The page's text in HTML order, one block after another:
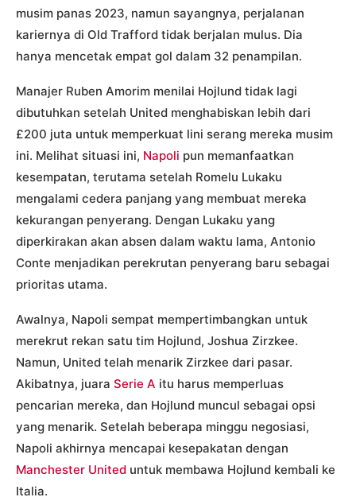
musim panas 2023, namun sayangnya, perjalanan
kariernya di Old Trafford tidak berjalan mulus. Dia
hanya mencetak empat gol dalam 32 penampilan.
Manajer Ruben Amorim menilai Hojlund tidak lagi
dibutuhkan setelah United menghabiskan lebih dari
£200 juta untuk memperkuat lini serang mereka musim
ini. Melihat situasi ini, Napoli pun memanfaatkan
kesempatan, terutama setelah Romelu Lukaku
mengalami cedera panjang yang membuat mereka
kekurangan penyerang. Dengan Lukaku yang
diperkirakan akan absen dalam waktu lama, Antonio
Conte menjadikan perekrutan penyerang baru sebagai
prioritas utama.
Awalnya, Napoli sempat mempertimbangkan untuk
merekrut rekan satu tim Hojlund, Joshua Zirzkee.
Namun, United telah menarik Zirzkee dari pasar.
Akibatnya, juara Serie A itu harus memperluas
pencarian mereka, dan Hojlund muncul sebagai opsi
yang menarik. Setelah beberapa minggu negosiasi,
Napoli akhirnya mencapai kesepakatan dengan
Manchester United untuk membawa Hojlund kembali ke
Italia.